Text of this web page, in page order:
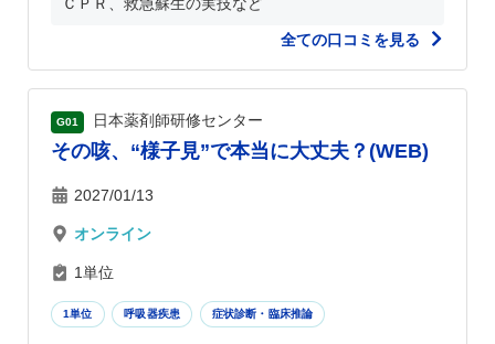
全ての口コミを見る
G01 日本薬剤師研修センター
その咳、“様子見”で本当に大丈夫？(WEB)
2027/01/13
オンライン
1単位
1単位 呼吸器疾患 症状診断・臨床推論